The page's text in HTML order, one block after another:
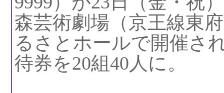
森芸術劇場（京王線東
るさとホールで開催さ
待券を20組40人に。